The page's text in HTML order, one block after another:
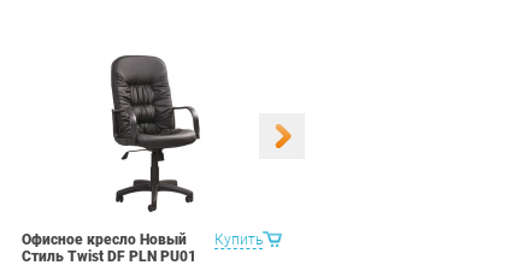
Купить
Офисное кресло Новый
Стиль Twist DF PLN PU01